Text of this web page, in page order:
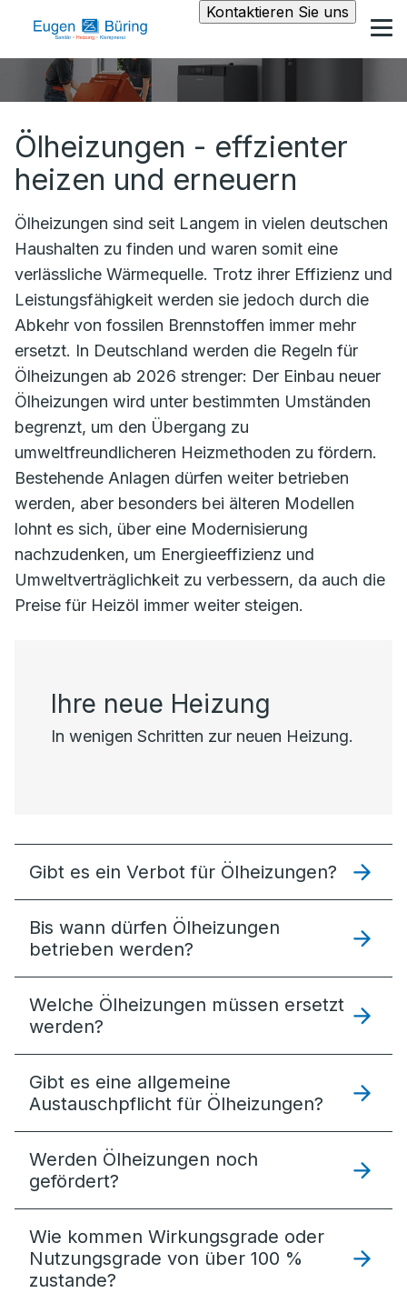
Kontaktieren Sie uns
Ölheizungen - effzienter
heizen und erneuern
Ölheizungen sind seit Langem in vielen deutschen
Haushalten zu finden und waren somit eine
verlässliche Wärmequelle. Trotz ihrer Effizienz und
Leistungsfähigkeit werden sie jedoch durch die
Abkehr von fossilen Brennstoffen immer mehr
ersetzt. In Deutschland werden die Regeln für
Ölheizungen ab 2026 strenger: Der Einbau neuer
Ölheizungen wird unter bestimmten Umständen
begrenzt, um den Übergang zu
umweltfreundlicheren Heizmethoden zu fördern.
Bestehende Anlagen dürfen weiter betrieben
werden, aber besonders bei älteren Modellen
lohnt es sich, über eine Modernisierung
nachzudenken, um Energieeffizienz und
Umweltverträglichkeit zu verbessern, da auch die
Preise für Heizöl immer weiter steigen.
Ihre neue Heizung
In wenigen Schritten zur neuen Heizung.
Gibt es ein Verbot für Ölheizungen?
Bis wann dürfen Ölheizungen
betrieben werden?
Welche Ölheizungen müssen ersetzt
werden?
Gibt es eine allgemeine
Austauschpflicht für Ölheizungen?
Werden Ölheizungen noch
gefördert?
Wie kommen Wirkungsgrade oder
Nutzungsgrade von über 100 %
zustande?